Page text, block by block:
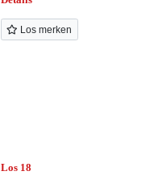
Los merken
Los 18